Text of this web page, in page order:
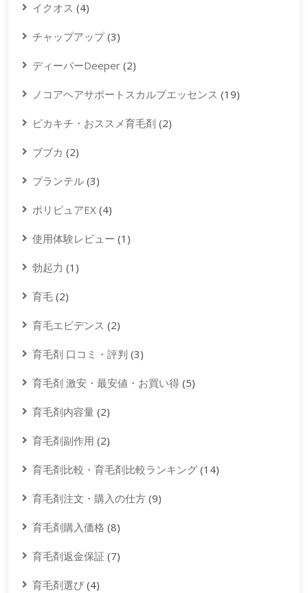
イクオス (4)
チャップアップ(3)
ディーパーDeeper (2)
ノコアヘアサポートスカルプエッセンス (19)
ピカキチ・おススメ育毛剤 (2)
ブブカ (2)
プランテル (3)
ポリピュアEX (4)
使用体験レビュー (1)
勃起力 (1)
育毛 (2)
育毛エビデンス (2)
育毛剤 口コミ・評判 (3)
育毛剤 激安・最安値・お買い得 (5)
育毛剤内容量 (2)
育毛剤副作用 (2)
育毛剤比較・育毛剤比較ランキング (14)
育毛剤注文・購入の仕方 (9)
育毛剤購入価格 (8)
育毛剤返金保証 (7)
育毛剤選び (4)